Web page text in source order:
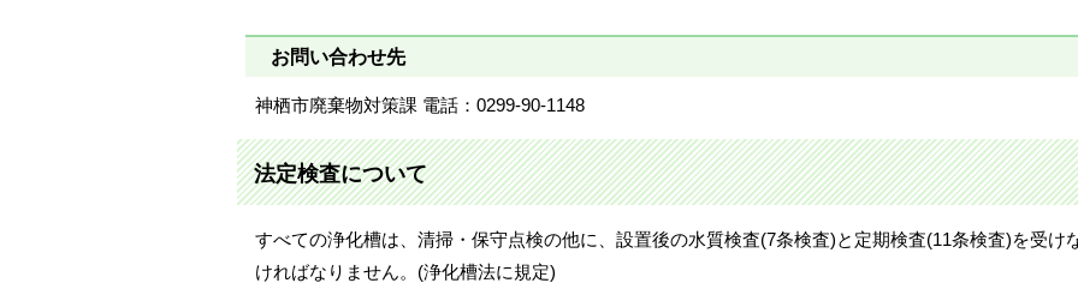
お問い合わせ先
神栖市廃棄物対策課 電話：0299-90-1148
法定検査について
すべての浄化槽は、清掃・保守点検の他に、設置後の水質検査(7条検査)と定期検査(11条検査)を受け
ければなりません。(浄化槽法に規定)